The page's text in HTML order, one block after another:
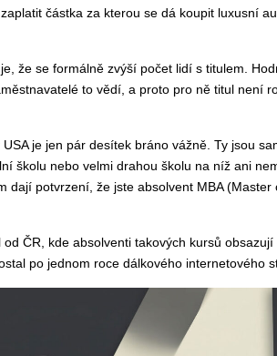
částka za kterou se dá koupit luxusní
že se formálně zvýší počet lidí s titulem.
to vědí, a proto pro ně titul není
je jen pár desítek bráno vážně. Ty jsou
školu nebo velmi drahou školu na níž ani
potvrzení, že jste absolvent MBA
ČR, kde absolventi takových kursů
po jednom roce dálkového internetového